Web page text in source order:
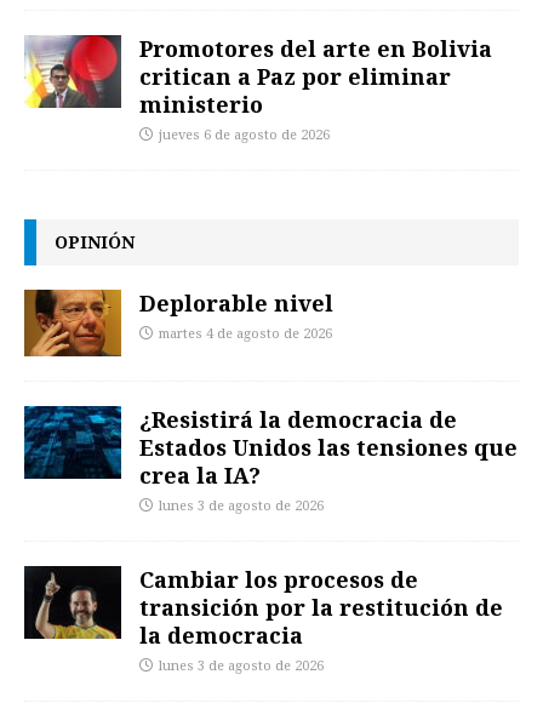
Promotores del arte en Bolivia
critican a Paz por eliminar
ministerio
jueves 6 de agosto de 2026
OPINIÓN
Deplorable nivel
martes 4 de agosto de 2026
¿Resistirá la democracia de
Estados Unidos las tensiones que
crea la IA?
lunes 3 de agosto de 2026
Cambiar los procesos de
transición por la restitución de
la democracia
lunes 3 de agosto de 2026